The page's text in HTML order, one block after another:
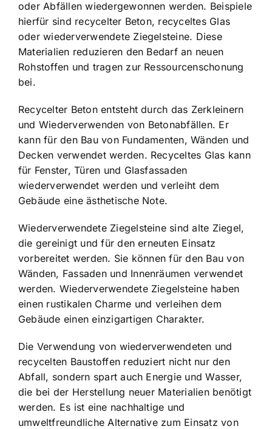
oder Abfällen wiedergewonnen werden. Beispiele
hierfür sind recycelter Beton, recyceltes Glas
oder wiederverwendete Ziegelsteine. Diese
Materialien reduzieren den Bedarf an neuen
Rohstoffen und tragen zur Ressourcenschonung
bei.
Recycelter Beton entsteht durch das Zerkleinern
und Wiederverwenden von Betonabfällen. Er
kann für den Bau von Fundamenten, Wänden und
Decken verwendet werden. Recyceltes Glas kann
für Fenster, Türen und Glasfassaden
wiederverwendet werden und verleiht dem
Gebäude eine ästhetische Note.
Wiederverwendete Ziegelsteine sind alte Ziegel,
die gereinigt und für den erneuten Einsatz
vorbereitet werden. Sie können für den Bau von
Wänden, Fassaden und Innenräumen verwendet
werden. Wiederverwendete Ziegelsteine haben
einen rustikalen Charme und verleihen dem
Gebäude einen einzigartigen Charakter.
Die Verwendung von wiederverwendeten und
recycelten Baustoffen reduziert nicht nur den
Abfall, sondern spart auch Energie und Wasser,
die bei der Herstellung neuer Materialien benötigt
werden. Es ist eine nachhaltige und
umweltfreundliche Alternative zum Einsatz von